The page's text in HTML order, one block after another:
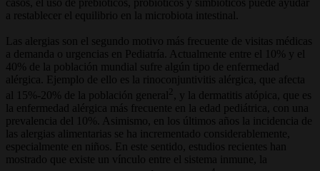
casos, el uso de prebióticos, probióticos y simbióticos puede ayudar
a restablecer el equilibrio en la microbiota intestinal.
Las alergias son el segundo motivo más frecuente de visitas médicas
a demanda o urgencias en Pediatría. Actualmente entre el 10% y el
40% de la población mundial sufre algún tipo de enfermedad
alérgica. Ejemplo de ello es la rinoconjuntivitis alérgica, que afecta
al 15%-20% de la población general2 , y la dermatitis atópica, que es
la enfermedad alérgica más frecuente en la edad pediátrica, con una
prevalencia del 10%. Asimismo, en los últimos años la incidencia de
las alergias alimentarias se ha incrementado considerablemente,
especialmente en niños. En este sentido, estudios recientes han
mostrado que existe un vínculo entre el sistema inmune, la